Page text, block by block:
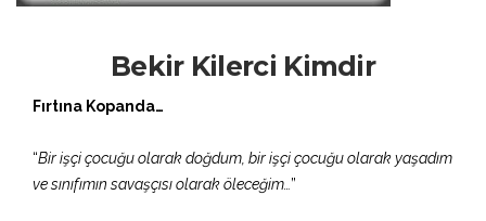
Bekir Kilerci Kimdir
Fırtına Kopanda…
“Bir işçi çocuğu olarak doğdum, bir işçi çocuğu olarak yaşadım
ve sınıfımın savaşçısı olarak öleceğim… ”